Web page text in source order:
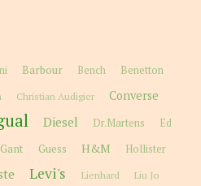
Barbour Bench Benetton
Christian Audigier Converse
Diesel Dr.Martens
Ed
Gant Guess H&M Hollister
Levi's Lienhard Liu Jo